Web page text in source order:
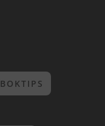
BOKTIPS